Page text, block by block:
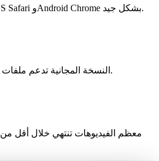
نعم. يعمل التطبيق على iOS Safari وAndroid Chrome بشكل جيد.
النسخة المجانية تدعم ملفات حتى 2 جيجابايت لكل ملف.
معظم الفيديوهات تنتهي خلال أقل